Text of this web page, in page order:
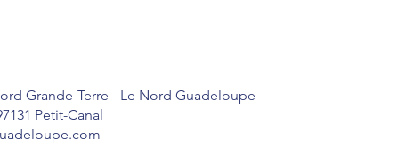
Grande-Terre - Le Nord Guadeloupe
Petit-Canal